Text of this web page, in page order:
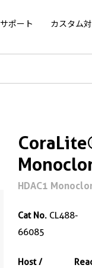
サポート カスタム
HDAC1
Cat No. CL488-
66085
Host /